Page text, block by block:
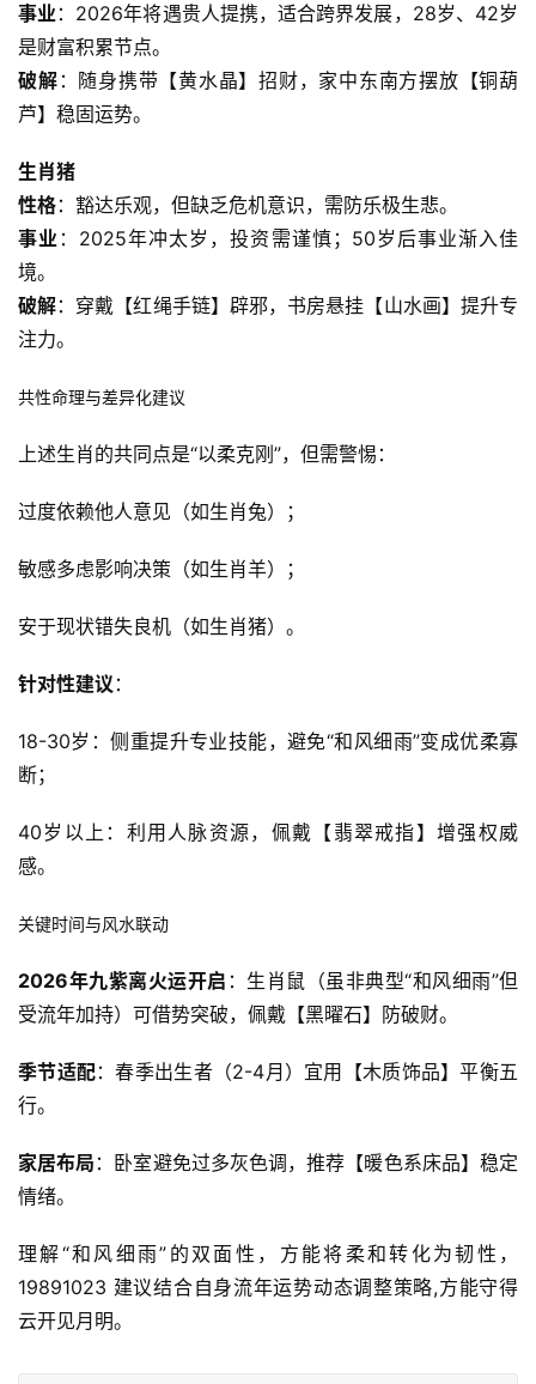
事业：2026年将遇贵人提携，适合跨界发展，28岁、42岁
是财富积累节点。
破解 ：随身携带【黄水晶】招财，家中东南方摆放【铜葫
芦】稳固运势。
生肖猪
性格：豁达乐观，但缺乏危机意识，需防乐极生悲。
事业 ：2025年冲太岁，投资需谨慎；50岁后事业渐入佳
境。
破解：穿戴【红绳手链】辟邪，书房悬挂【山水画】提升专
注力。
共性命理与差异化建议
上述生肖的共同点是“以柔克刚”，但需警惕：
过度依赖他人意见（如生肖兔）；
敏感多虑影响决策（如生肖羊）；
安于现状错失良机（如生肖猪）。
针对性建议 ：
18-30岁：侧重提升专业技能，避免“和风细雨”变成优柔寡
断；
40岁以上：利用人脉资源，佩戴【翡翠戒指】增强权威
感。
关键时间与风水联动
2026年九紫离火运开启 ：生肖鼠（虽非典型“和风细雨”但
受流年加持）可借势突破，佩戴【黑曜石】防破财。
季节适配：春季出生者（2-4月）宜用【木质饰品】平衡五
行。
家居布局 ：卧室避免过多灰色调，推荐【暖色系床品】稳定
情绪。
理解“和风细雨”的双面性，方能将柔和转化为韧性，
19891023 建议结合自身流年运势动态调整策略,方能守得
云开见月明。